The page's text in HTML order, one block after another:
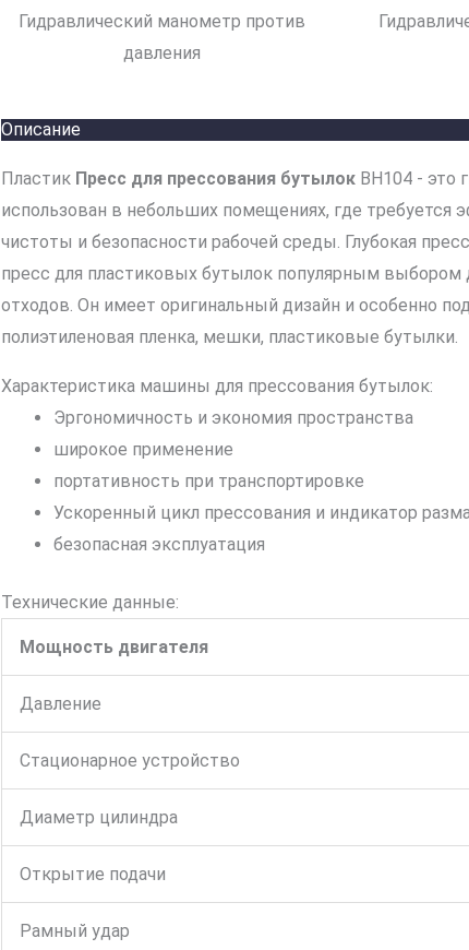
Гидравлический манометр против
давления
Описание
Пластик Пресс для прессования бутылок BH104 - это
использован в небольших помещениях, где
чистоты и безопасности рабочей среды. Глубокая
пресс для пластиковых бутылок популярным выбором
отходов. Он имеет оригинальный дизайн и особенно
полиэтиленовая пленка, мешки, пластиковые бутылки.
Характеристика машины для прессования бутылок:
Эргономичность и экономия пространства
широкое применение
портативность при транспортировке
Ускоренный цикл прессования и индикатор
безопасная эксплуатация
Технические данные:
Мощность двигателя
Давление
Стационарное устройство
Диаметр цилиндра
Открытие подачи
Рамный удар